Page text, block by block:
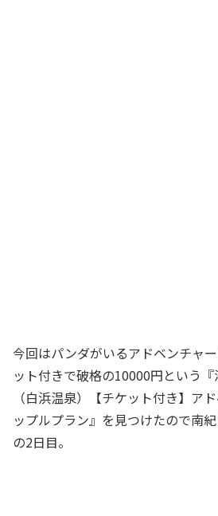
今回はパンダがいるアドベンチャ
ット付きで破格の10000円という
（白浜温泉）【チケット付き】ア
ップルプラン』を見つけたので南
の2日目。